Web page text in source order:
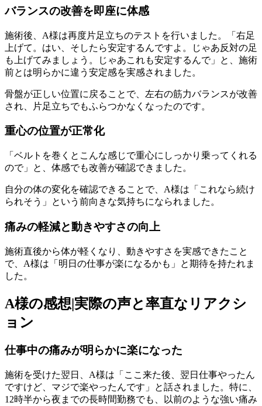
バランスの改善を即座に体感
施術後、A様は再度片足立ちのテストを行いました。「右足
上げて。はい、そしたら安定するんですよ。じゃあ反対の足
も上げてみましょう。じゃあこれも安定するんで」と、施術
前とは明らかに違う安定感を実感されました。
骨盤が正しい位置に戻ることで、左右の筋力バランスが改善
され、片足立ちでもふらつかなくなったのです。
重心の位置が正常化
「ベルトを巻くとこんな感じで重心にしっかり乗ってくれる
ので」と、体感でも改善が確認できました。
自分の体の変化を確認できることで、A様は「これなら続け
られそう」という前向きな気持ちになられました。
痛みの軽減と動きやすさの向上
施術直後から体が軽くなり、動きやすさを実感できたこと
で、A様は「明日の仕事が楽になるかも」と期待を持たれま
した。
A様の感想|実際の声と率直なリアクシ
ョン
仕事中の痛みが明らかに楽になった
施術を受けた翌日、A様は「ここ来た後、翌日仕事やったん
ですけど、マジで楽やったんです」と話されました。特に、
12時半から夜までの長時間勤務でも、以前のような強い痛み